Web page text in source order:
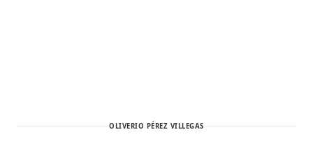
OLIVERIO PÉREZ VILLEGAS